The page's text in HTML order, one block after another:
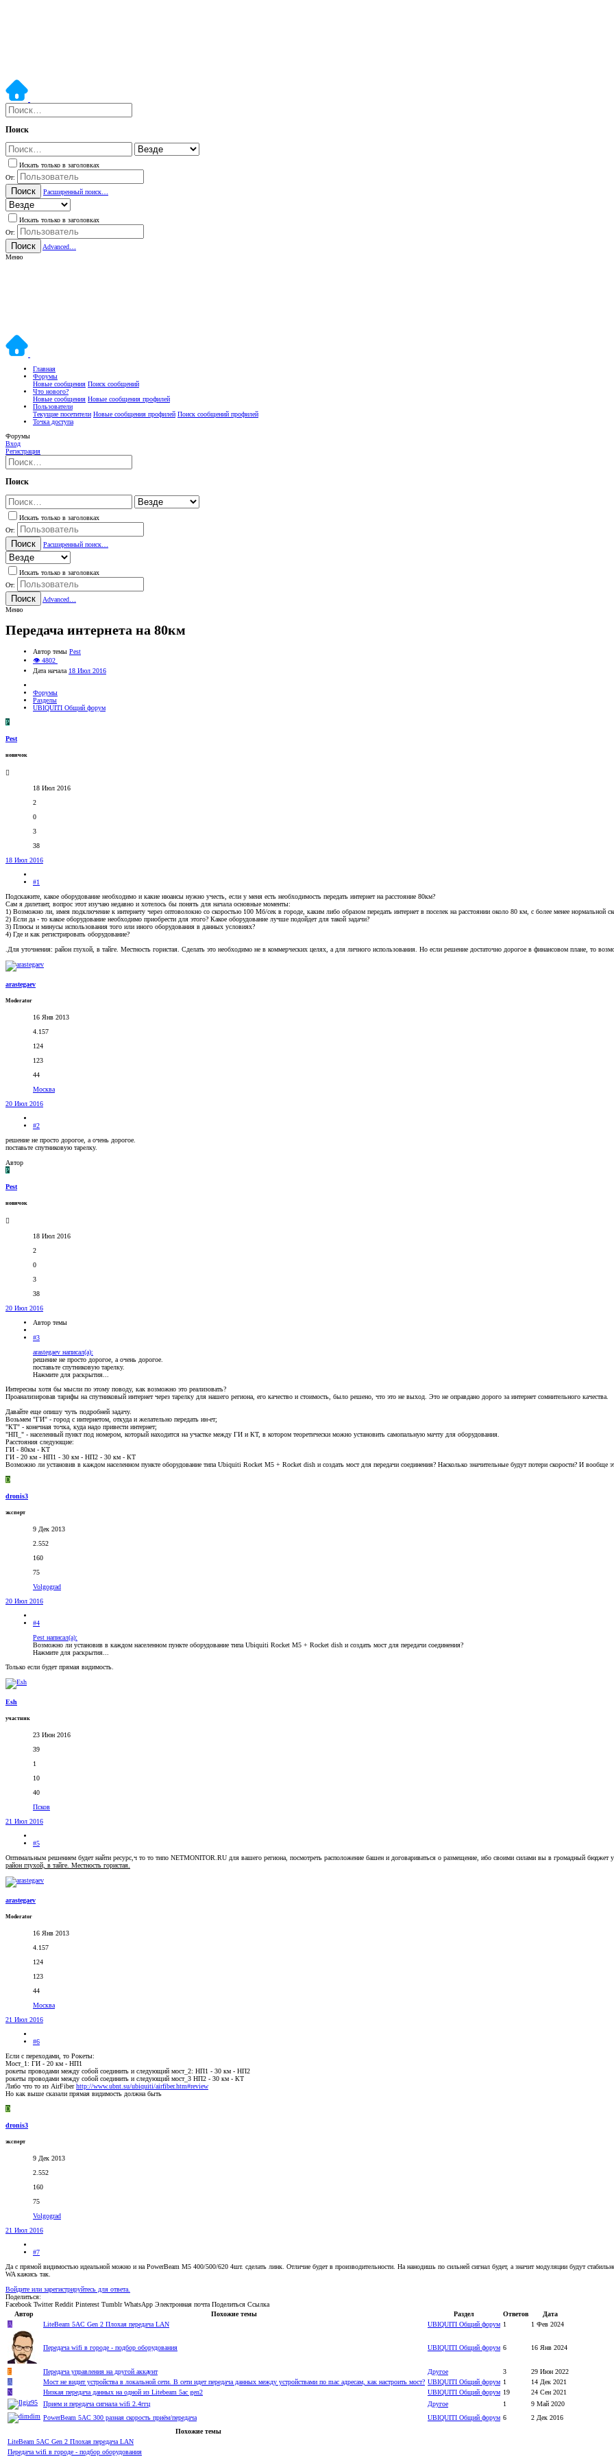
Поиск
Искать только в заголовках
От:
Поиск Расширенный поиск…
Искать только в заголовках
От:
Поиск
Advanced…
Меню
Главная
Форумы
Новые сообщения Поиск сообщений
Что нового?
Новые сообщения Новые сообщения профилей
Пользователи
Текущие посетители Новые сообщения профилей Поиск сообщений профилей
Точка доступа
Форумы
Вход
Регистрация
Поиск
Искать только в заголовках
От:
Поиск Расширенный поиск…
Искать только в заголовках
От:
Поиск
Advanced…
Меню
Передача интернета на 80км
Автор темы Pest
👁 4802
Дата начала 18 Июл 2016
Форумы
Разделы
UBIQUITI Общий форум
P
Pest
новичок
18 Июл 2016
2
0
3
38
18 Июл 2016
#1
Подскажите, какое оборудование необходимо и какие нюансы нужно учесть, если у меня есть необходимость передать интернет на расстояние 80км?
Сам я дилетант, вопрос этот изучаю недавно и хотелось бы понять для начала основные моменты:
1) Возможно ли, имея подключение к интернету через оптоволокно со скоростью 100 Мб/сек в городе, каким либо образом передать интернет в поселек на расстоянии около 80 км, с более менее нормальной
2) Если да - то какое оборудование необходимо приобрести для этого? Какое оборудование лучше подойдет для такой задачи?
3) Плюсы и минусы использования того или иного оборудования в данных условиях?
4) Где и как регистрировать оборудование?
.Для уточнения: район глухой, в тайге. Местность гористая. Сделать это необходимо не в коммерческих целях, а для личного использования. Но если решение достаточно дорогое в финансовом плане, то
arastegaev
Moderator
16 Янв 2013
4.157
124
123
44
Москва
20 Июл 2016
#2
решение не просто дорогое, а очень дорогое.
поставьте спутниковую тарелку.
Автор
P
Pest
новичок
18 Июл 2016
2
0
3
38
20 Июл 2016
Автор темы
#3
arastegaev написал(а):
решение не просто дорогое, а очень дорогое.
поставьте спутниковую тарелку.
Нажмите для раскрытия...
Интересны хотя бы мысли по этому поводу, как возможно это реализовать?
Проанализировав тарифы на спутниковый интернет через тарелку для нашего региона, его качество и стоимость, было решено, что это не выход. Это не оправдано дорого за интернет сомнительного качества.
Давайте еще опишу чуть подробней задачу.
Возьмем "ГИ" - город с интернетом, откуда и желательно передать ин-ет;
"КТ" - конечная точка, куда надо привести интернет;
"НП_" - населенный пункт под номером, который находится на участке между ГИ и КТ, в котором теоретически можно установить самопальную мачту для оборудования.
Расстояния следующие:
ГИ - 80км - КТ
ГИ - 20 км - НП1 - 30 км - НП2 - 30 км - КТ
Возможно ли установив в каждом населенном пункте оборудование типа Ubiquiti Rocket M5 + Rocket dish и создать мост для передачи соединения? Насколько значительные будут потери скорости? И вообще
D
dronis3
эксперт
9 Дек 2013
2.552
160
75
Volgograd
20 Июл 2016
#4
Pest написал(а):
Возможно ли установив в каждом населенном пункте оборудование типа Ubiquiti Rocket M5 + Rocket dish и создать мост для передачи соединения?
Нажмите для раскрытия...
Только если будет прямая видимость.
Esh
участник
23 Июн 2016
39
1
10
40
Псков
21 Июл 2016
#5
Оптимальным решением будет найти ресурс,ч то то типо NETMONITOR.RU для вашего региона, посмотреть расположение башен и договариваться о размещение, ибо своими силами вы в громадный бюджет
район глухой, в тайге. Местность гористая.
arastegaev
Moderator
16 Янв 2013
4.157
124
123
44
Москва
21 Июл 2016
#6
Если с переходами, то Рокеты:
Мост_1: ГИ - 20 км - НП1
рокеты проводами между собой соединить и следующий мост_2: НП1 - 30 км - НП2
рокеты проводами между собой соединить и следующий мост_3 НП2 - 30 км - КТ
Либо что то из AirFiberhttp://www.ubnt.su/ubiquiti/airfiber.htm#review
Но как выше сказали прямая видимость должна быть
D
dronis3
эксперт
9 Дек 2013
2.552
160
75
Volgograd
21 Июл 2016
#7
Да с прямой видимостью идеальной можно и на PowerBeam M5 400/500/620 4шт. сделать линк. Отличие будет в производительности. На нанодишь по сильней сигнал будет, а значит модуляции будут
WA кажись так.
Войдите или зарегистрируйтесь для ответа.
Поделиться:
Facebook Twitter Reddit Pinterest Tumblr WhatsApp Электронная почта Поделиться Ссылка
Автор
Похожие темы Раздел Ответов
Дата
А
LiteBeam 5AC Gen 2 Плохая передача LAN UBIQUITI Общий форум 1 1 Фев 2024
Передача wifi в городе - подбор оборудования UBIQUITI Общий форум 6 16 Янв 2024
E Передача управления на другой аккаунт Другое 3
29 Июн 2022
А
Мост не видит устройства в локальной сети. В сети идет передача данных между устройствами по mac адресам, как настроить мост? UBIQUITI Общий форум 1
14 Дек 2021
N
Низкая передача данных на одной из Litebeam 5ac gen2 UBIQUITI Общий форум 19
24 Сен 2021
Прием и передача сигнала wifi 2.4ггц
Другое 1
9 Май 2020
PowerBeam 5AC 300 разная скорость приём/передача
UBIQUITI Общий форум 6
2 Дек 2016
Похожие темы
LiteBeam 5AC Gen 2 Плохая передача LAN
Передача wifi в городе - подбор оборудования